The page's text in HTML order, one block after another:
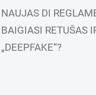
NAUJAS DI
BAIGIASI RETUŠAS
„DEEPFAKE“?